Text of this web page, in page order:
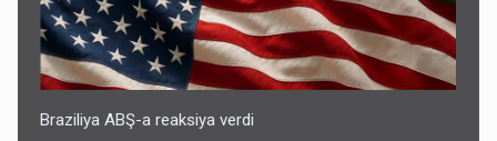
Braziliya ABŞ-a reaksiya verdi